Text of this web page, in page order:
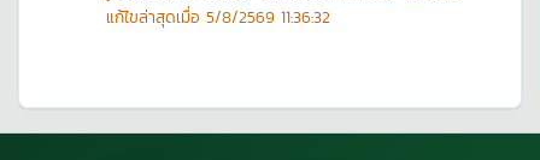
แก้ไขล่าสุดเมื่อ 5/8/2569 11:36:32